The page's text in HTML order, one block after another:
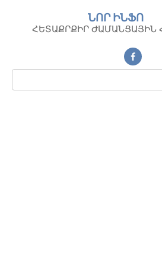
контенту
ՆՈՐ ԻՆՖՈ
ՀԵՏԱՔՐՔԻՐ ԺԱՄԱՆՑԱՅԻՆ
Поиск: